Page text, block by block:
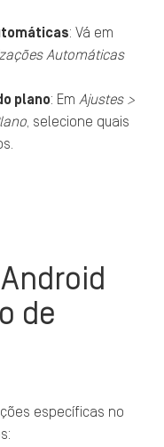
: Vá em
Automáticas
plano: Em Ajustes >
, selecione quais
de
específicas no